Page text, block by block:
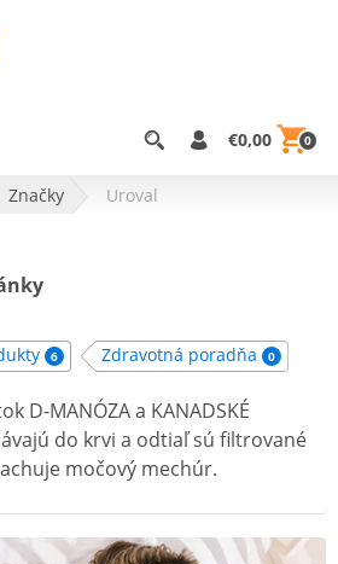
€0,00 0
Značky Uroval
6 Zdravotná poradňa 0
D-MANÓZA a KANADSKÉ
do krvi a odtiaľ sú filtrované
močový mechúr.